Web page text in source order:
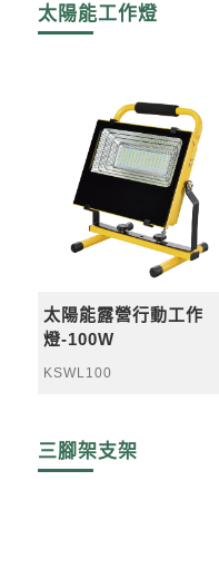
太陽能工作燈
太陽能露營行動工作
燈-100W
KSWL100
三腳架支架